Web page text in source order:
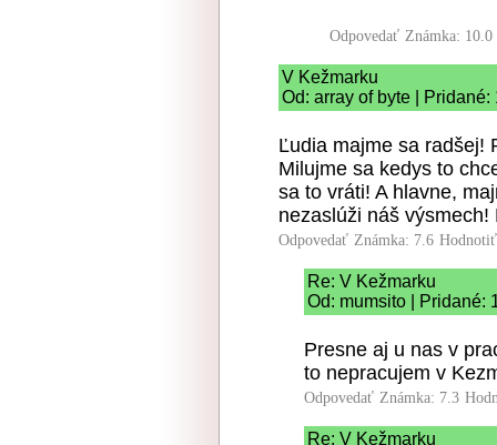
Odpovedať Známka: 10.0
V Kežmarku
Od: array of byte | Pridané:
Ľudia majme sa radšej!
Milujme sa kedys to
sa to vráti! A hlavne,
nezaslúži náš
Odpovedať Známka: 7.6
Re: V Kežmarku
Od: mumsito | Pridané:
Presne aj u nas v
to nepracujem v
Odpovedať Známka: 7.3
Re: V Kežmarku